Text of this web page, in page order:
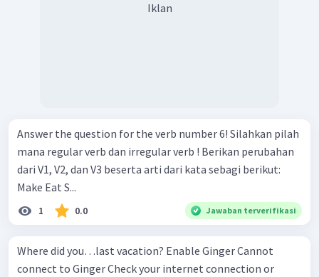
Iklan
Answer the question for the verb number 6! Silahkan pilah
mana regular verb dan irregular verb ! Berikan perubahan
dari V1, V2, dan V3 beserta arti dari kata sebagi berikut:
Make Eat S...
1 0.0 Jawaban terverifikasi
Where did you…last vacation? Enable Ginger Cannot
connect to Ginger Check your internet connection or